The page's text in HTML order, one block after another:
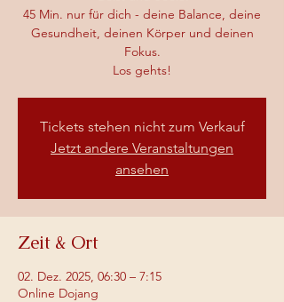
45 Min. nur für dich - deine Balance, deine
Gesundheit, deinen Körper und deinen
Fokus.
Los gehts!
Tickets stehen nicht zum Verkauf
Jetzt andere Veranstaltungen
ansehen
Zeit & Ort
02. Dez. 2025, 06:30 – 7:15
Online Dojang